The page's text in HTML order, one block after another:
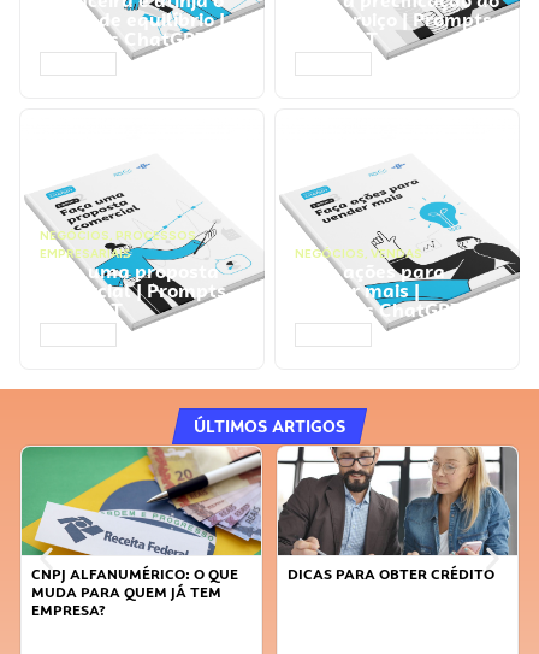
ponto de equilíbrio |
Prompts ChatGPT
seu serviço | Prompts
ChatGPT
NEGÓCIOS, PROCESSOS
EMPRESARIAIS
Faça uma proposta
comercial | Prompts
ChatGPT
NEGÓCIOS, VENDAS
Faça ações para
vender mais |
Prompts ChatGPT
ÚLTIMOS ARTIGOS
DICAS PARA OBTER CRÉDITO
FAÇA A DIFERENÇA: SEJA